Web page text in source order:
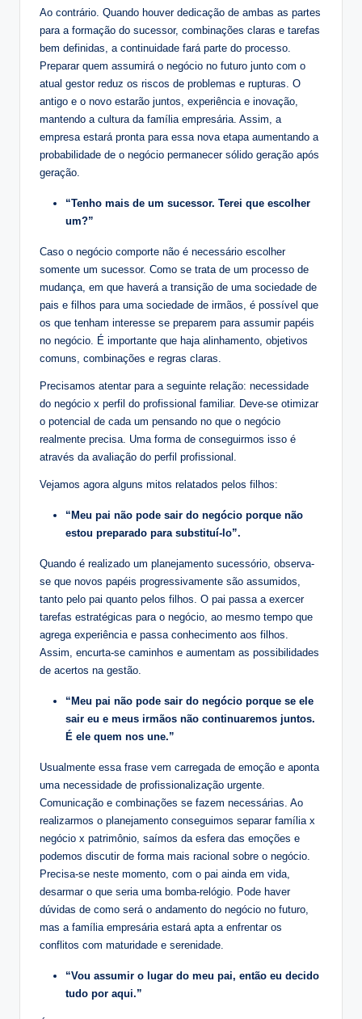
Ao contrário. Quando houver dedicação de ambas as partes
para a formação do sucessor, combinações claras e tarefas
bem definidas, a continuidade fará parte do processo.
Preparar quem assumirá o negócio no futuro junto com o
atual gestor reduz os riscos de problemas e rupturas. O
antigo e o novo estarão juntos, experiência e inovação,
mantendo a cultura da família empresária. Assim, a
empresa estará pronta para essa nova etapa aumentando a
probabilidade de o negócio permanecer sólido geração após
geração.
“Tenho mais de um sucessor. Terei que escolher
um?”
Caso o negócio comporte não é necessário escolher
somente um sucessor. Como se trata de um processo de
mudança, em que haverá a transição de uma sociedade de
pais e filhos para uma sociedade de irmãos, é possível que
os que tenham interesse se preparem para assumir papéis
no negócio. É importante que haja alinhamento, objetivos
comuns, combinações e regras claras.
Precisamos atentar para a seguinte relação: necessidade
do negócio x perfil do profissional familiar. Deve-se otimizar
o potencial de cada um pensando no que o negócio
realmente precisa. Uma forma de conseguirmos isso é
através da avaliação do perfil profissional.
Vejamos agora alguns mitos relatados pelos filhos:
“Meu pai não pode sair do negócio porque não
estou preparado para substituí-lo”.
Quando é realizado um planejamento sucessório, observa-
se que novos papéis progressivamente são assumidos,
tanto pelo pai quanto pelos filhos. O pai passa a exercer
tarefas estratégicas para o negócio, ao mesmo tempo que
agrega experiência e passa conhecimento aos filhos.
Assim, encurta-se caminhos e aumentam as possibilidades
de acertos na gestão.
“Meu pai não pode sair do negócio porque se ele
sair eu e meus irmãos não continuaremos juntos.
É ele quem nos une.”
Usualmente essa frase vem carregada de emoção e aponta
uma necessidade de profissionalização urgente.
Comunicação e combinações se fazem necessárias. Ao
realizarmos o planejamento conseguimos separar família x
negócio x patrimônio, saímos da esfera das emoções e
podemos discutir de forma mais racional sobre o negócio.
Precisa-se neste momento, com o pai ainda em vida,
desarmar o que seria uma bomba-relógio. Pode haver
dúvidas de como será o andamento do negócio no futuro,
mas a família empresária estará apta a enfrentar os
conflitos com maturidade e serenidade.
“Vou assumir o lugar do meu pai, então eu decido
tudo por aqui.”